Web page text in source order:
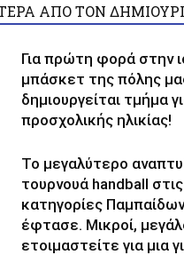
ΑΠΟ ΤΟΝ
Για πρώτη φορά στην
μπάσκετ της πόλης
δημιουργείται τμήμα
προσχολικής ηλικίας!
Το μεγαλύτερο
τουρνουά handball
κατηγορίες Παμπαίδων
έφτασε. Μικροί,
ετοιμαστείτε για μια